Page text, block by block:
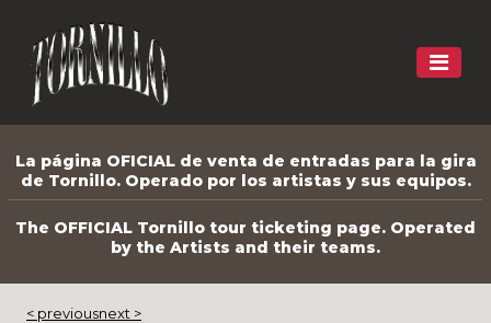
La página OFICIAL de venta de entradas para la gira
de Tornillo. Operado por los artistas y sus equipos.
The OFFICIAL Tornillo tour ticketing page. Operated
by the Artists and their teams.
< previousnext >